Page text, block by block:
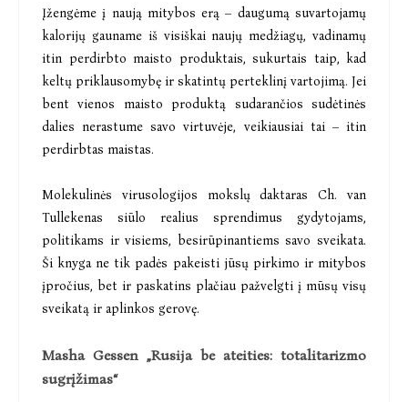
Įžengėme į naują mitybos erą – daugumą suvartojamų
kalorijų gauname iš visiškai naujų medžiagų, vadinamų
itin perdirbto maisto produktais, sukurtais taip, kad
keltų priklausomybę ir skatintų perteklinį vartojimą. Jei
bent vienos maisto produktą sudarančios sudėtinės
dalies nerastume savo virtuvėje, veikiausiai tai – itin
perdirbtas maistas.
Molekulinės virusologijos mokslų daktaras Ch. van
Tullekenas siūlo realius sprendimus gydytojams,
politikams ir visiems, besirūpinantiems savo sveikata.
Ši knyga ne tik padės pakeisti jūsų pirkimo ir mitybos
įpročius, bet ir paskatins plačiau pažvelgti į mūsų visų
sveikatą ir aplinkos gerovę.
Masha Gessen „Rusija be ateities: totalitarizmo
sugrįžimas“